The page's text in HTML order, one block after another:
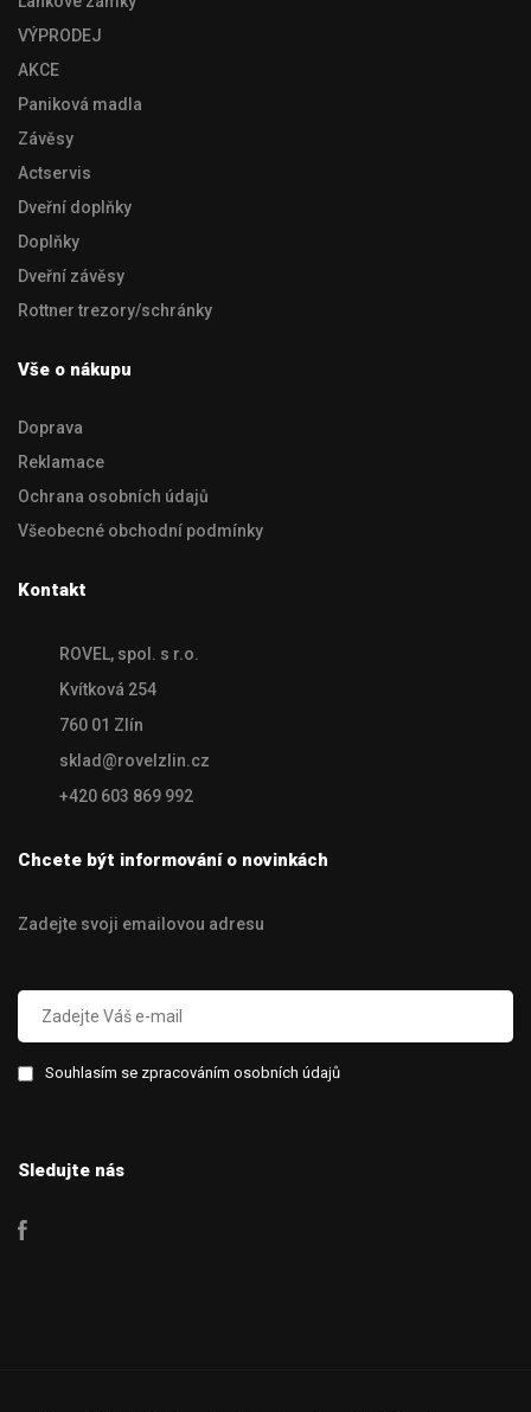
VÝPRODEJ
AKCE
Paniková madla
Závěsy
Actservis
Dveřní doplňky
Doplňky
Dveřní závěsy
Rottner trezory/schránky
Vše o nákupu
Doprava
Reklamace
Ochrana osobních údajů
Všeobecné obchodní podmínky
Kontakt
ROVEL, spol. s r.o.
Kvítková 254
760 01 Zlín
sklad@rovelzlin.cz
+420 603 869 992
Chcete být informování o novinkách
Zadejte svoji emailovou adresu
Souhlasím se zpracováním osobních údajů
Sledujte nás